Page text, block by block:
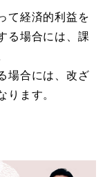
て経済的利益を
る場合には、課
場合には、改ざ
ります。